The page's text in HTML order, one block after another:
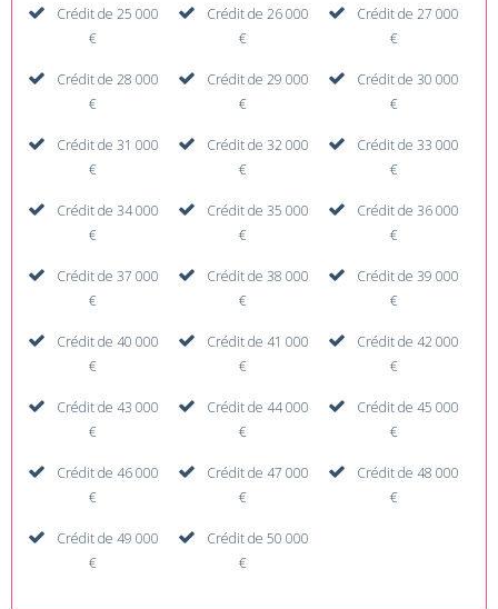
Crédit de 25 000
€
Crédit de 26 000
€
Crédit de 27 000
€
Crédit de 28 000
€
Crédit de 29 000
€
Crédit de 30 000
€
Crédit de 31 000
€
Crédit de 32 000
€
Crédit de 33 000
€
Crédit de 34 000
€
Crédit de 35 000
€
Crédit de 36 000
€
Crédit de 37 000
€
Crédit de 38 000
€
Crédit de 39 000
€
Crédit de 40 000
€
Crédit de 41 000
€
Crédit de 42 000
€
Crédit de 43 000
€
Crédit de 44 000
€
Crédit de 45 000
€
Crédit de 46 000
€
Crédit de 47 000
€
Crédit de 48 000
€
Crédit de 49 000
€
Crédit de 50 000
€